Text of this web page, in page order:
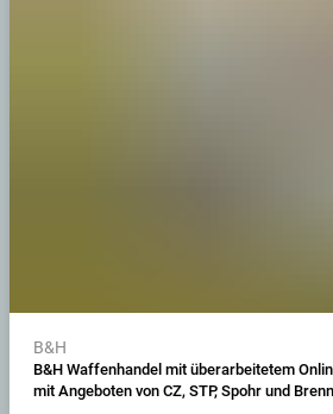
B&H
B&H Waffenhandel mit überarbeitetem
mit Angeboten von CZ, STP, Spohr und